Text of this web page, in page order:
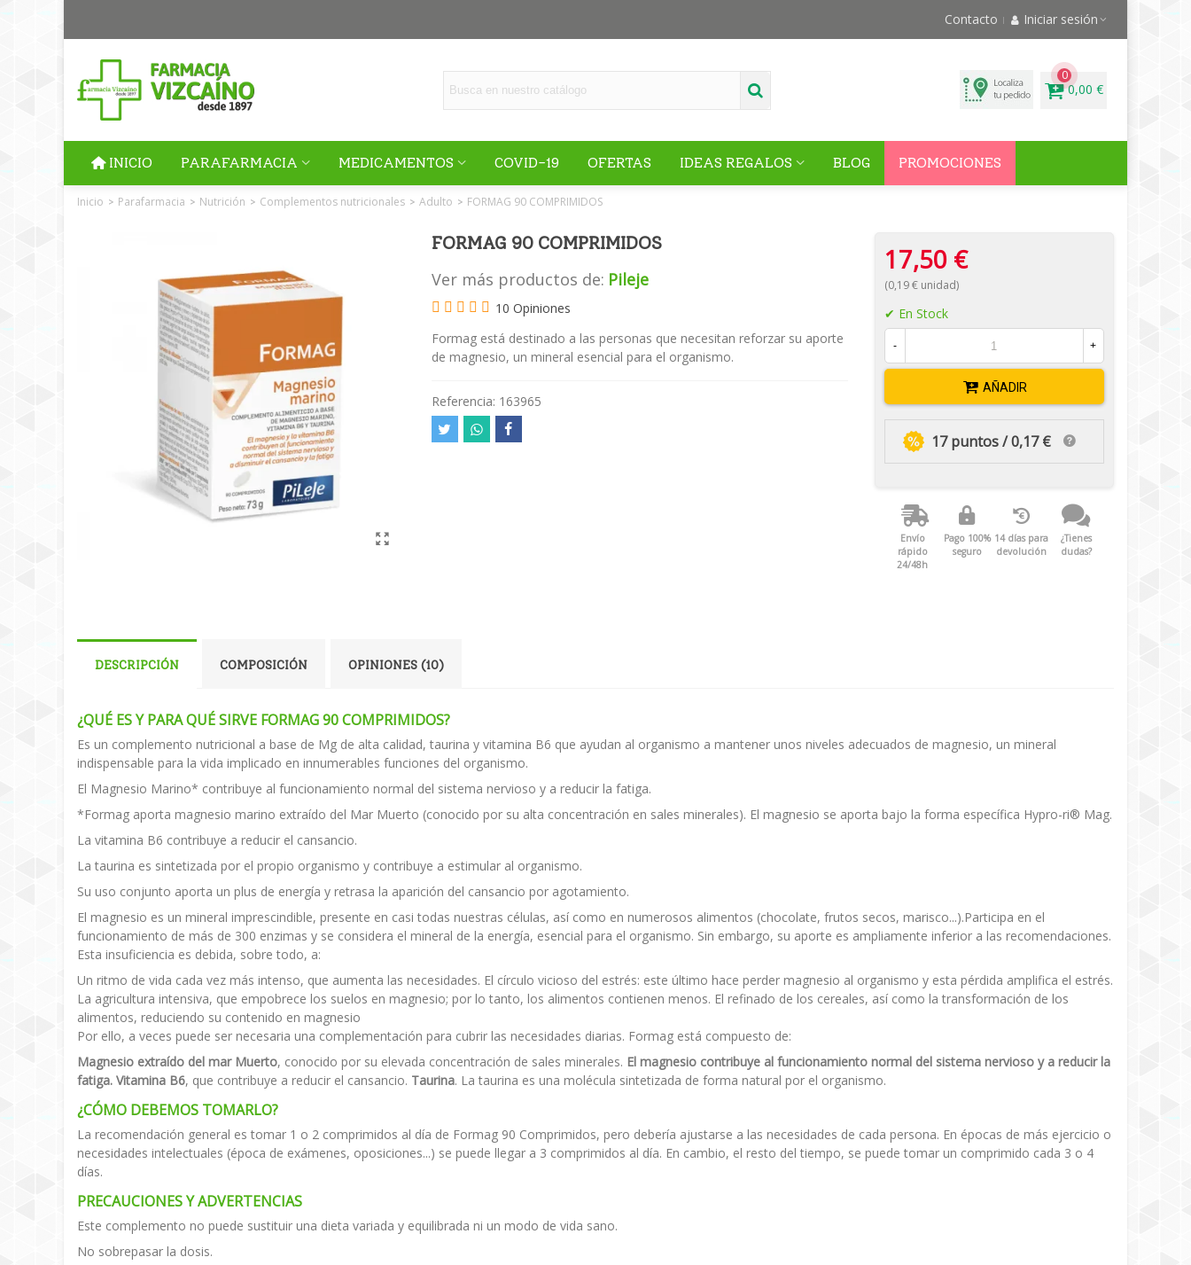
Contacto Iniciar sesión
0
0,00 €
INICIO PARAFARMACIA MEDICAMENTOS COVID-19 OFERTAS IDEAS REGALOS BLOG PROMOCIONES
Inicio > Parafarmacia > Nutrición > Complementos nutricionales > Adulto > FORMAG 90 COMPRIMIDOS
FORMAG 90 COMPRIMIDOS
Ver más productos de: Pileje
10 Opiniones
Formag está destinado a las personas que necesitan reforzar su aporte
de magnesio, un mineral esencial para el organismo.
Referencia: 163965
17,50 €
(0,19 € unidad)
En Stock
- +
AÑADIR
17 puntos / 0,17 €
Envío
rápido
24/48h
Pago 100%
seguro
14 días para
devolución
¿Tienes
dudas?
DESCRIPCIÓN COMPOSICIÓN OPINIONES (10)
¿QUÉ ES Y PARA QUÉ SIRVE FORMAG 90 COMPRIMIDOS?
Es un complemento nutricional a base de Mg de alta calidad, taurina y vitamina B6 que ayudan al organismo a mantener unos niveles adecuados de magnesio, un mineral
indispensable para la vida implicado en innumerables funciones del organismo.
El Magnesio Marino* contribuye al funcionamiento normal del sistema nervioso y a reducir la fatiga.
*Formag aporta magnesio marino extraído del Mar Muerto (conocido por su alta concentración en sales minerales). El magnesio se aporta bajo la forma específica Hypro-ri® Mag.
La vitamina B6 contribuye a reducir el cansancio.
La taurina es sintetizada por el propio organismo y contribuye a estimular al organismo.
Su uso conjunto aporta un plus de energía y retrasa la aparición del cansancio por agotamiento.
El magnesio es un mineral imprescindible, presente en casi todas nuestras células, así como en numerosos alimentos (chocolate, frutos secos, marisco...).Participa en el
funcionamiento de más de 300 enzimas y se considera el mineral de la energía, esencial para el organismo. Sin embargo, su aporte es ampliamente inferior a las recomendaciones.
Esta insuficiencia es debida, sobre todo, a:
Un ritmo de vida cada vez más intenso, que aumenta las necesidades. El círculo vicioso del estrés: este último hace perder magnesio al organismo y esta pérdida amplifica el estrés.
La agricultura intensiva, que empobrece los suelos en magnesio; por lo tanto, los alimentos contienen menos. El refinado de los cereales, así como la transformación de los
alimentos, reduciendo su contenido en magnesio
Por ello, a veces puede ser necesaria una complementación para cubrir las necesidades diarias. Formag está compuesto de:
Magnesio extraído del mar Muerto, conocido por su elevada concentración de sales minerales. El magnesio contribuye al funcionamiento normal del sistema nervioso y a reducir la
fatiga. Vitamina B6, que contribuye a reducir el cansancio. Taurina. La taurina es una molécula sintetizada de forma natural por el organismo.
¿CÓMO DEBEMOS TOMARLO?
La recomendación general es tomar 1 o 2 comprimidos al día de Formag 90 Comprimidos, pero debería ajustarse a las necesidades de cada persona. En épocas de más ejercicio o
necesidades intelectuales (época de exámenes, oposiciones...) se puede llegar a 3 comprimidos al día. En cambio, el resto del tiempo, se puede tomar un comprimido cada 3 o 4
días.
PRECAUCIONES Y ADVERTENCIAS
Este complemento no puede sustituir una dieta variada y equilibrada ni un modo de vida sano.
No sobrepasar la dosis.